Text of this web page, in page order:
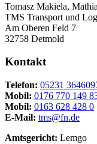
Tomasz Makiela,
TMS Transport und
Am Oberen Feld 7
32758 Detmold
Kontakt
Telefon: 05231
Mobil: 0176 770 149
Mobil: 0163 628 428 0
E-Mail: tms@fn.de
Amtsgericht: Lemgo